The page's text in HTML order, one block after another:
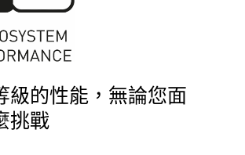
級的性能，無論您面
挑戰